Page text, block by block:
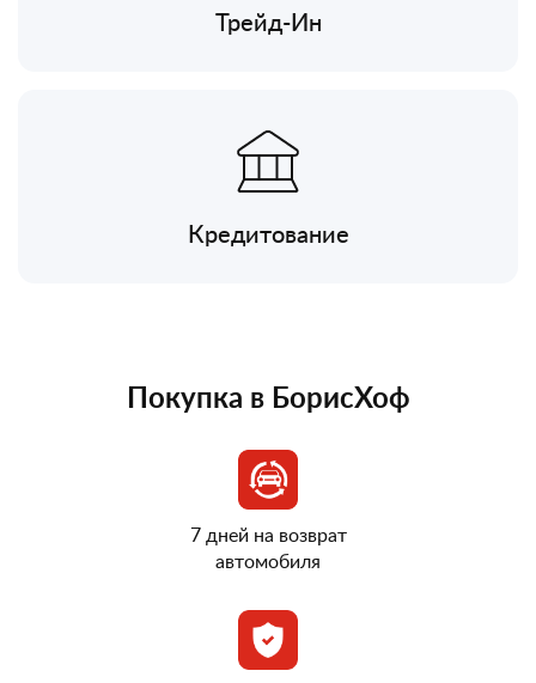
Трейд-Ин
Кредитование
Покупка в БорисХоф
7 дней на возврат
автомобиля